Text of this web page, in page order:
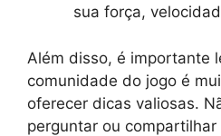
sua força,
Além disso, é importante
comunidade do jogo é
oferecer dicas valiosas.
perguntar ou compartilhar